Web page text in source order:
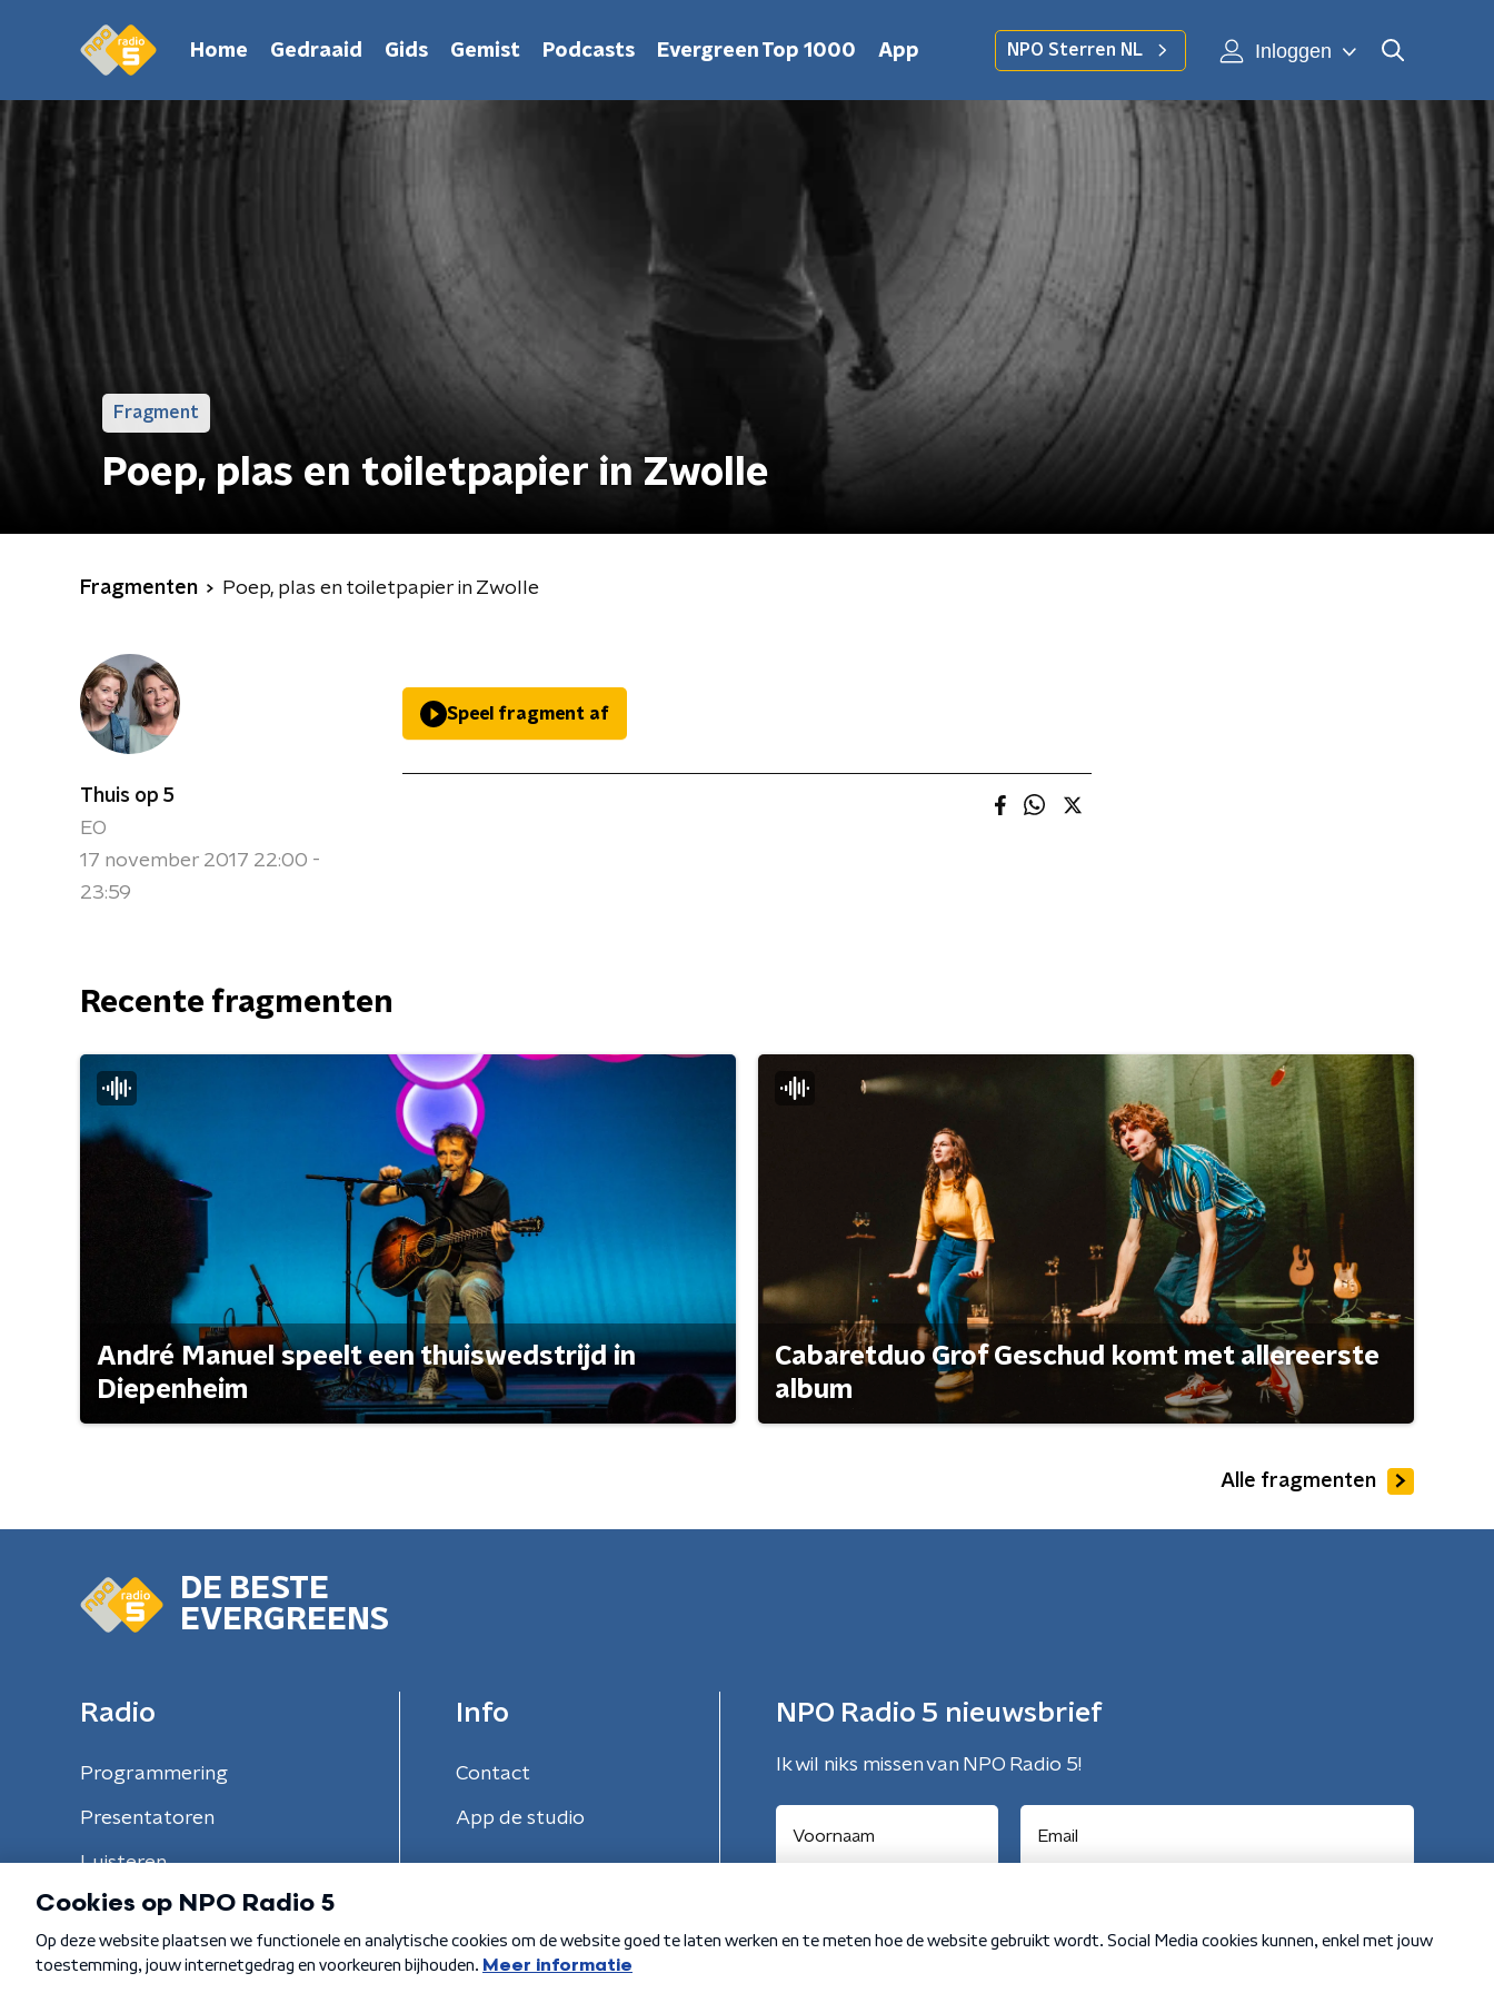
Home Gedraaid Gids Gemist Podcasts Evergreen Top 1000 App NPO Sterren NL Inloggen
Fragment
Poep, plas en toiletpapier in Zwolle
Fragmenten Poep, plas en toiletpapier in Zwolle
Thuis op 5
EO
17 november 2017 22:00 -
23:59
Speel fragment af
Recente fragmenten
André Manuel speelt een thuiswedstrijd in
Diepenheim
Cabaretduo Grof Geschud komt met allereerste
album
Alle fragmenten
DE BESTE
EVERGREENS
Radio
Programmering
Presentatoren
Luisteren
Info
Contact
App de studio
NPO Radio 5 nieuwsbrief
Ik wil niks missen van NPO Radio 5!
Algemene voorwaarden Privacybeleid